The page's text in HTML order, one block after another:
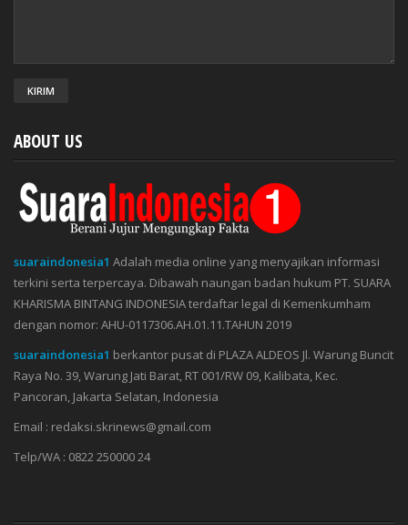
ABOUT US
suaraindonesia1 Adalah media online yang menyajikan informasi
terkini serta terpercaya. Dibawah naungan badan hukum PT. SUARA
KHARISMA BINTANG INDONESIA terdaftar legal di Kemenkumham
dengan nomor: AHU-0117306.AH.01.11.TAHUN 2019
suaraindonesia1 berkantor pusat di PLAZA ALDEOS Jl. Warung Buncit
Raya No. 39, Warung Jati Barat, RT 001/RW 09, Kalibata, Kec.
Pancoran, Jakarta Selatan, Indonesia
Email : redaksi.skrinews@gmail.com
Telp/WA : 0822 250000 24